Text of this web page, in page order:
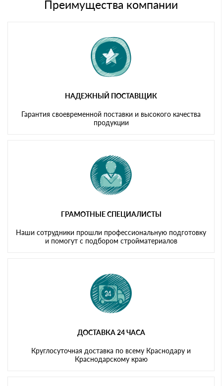
Преимущества компании
НАДЕЖНЫЙ ПОСТАВЩИК
Гарантия своевременной поставки и высокого качества
продукции
ГРАМОТНЫЕ СПЕЦИАЛИСТЫ
Наши сотрудники прошли профессиональную подготовку
и помогут с подбором стройматериалов
ДОСТАВКА 24 ЧАСА
Круглосуточная доставка по всему Краснодару и
Краснодарскому краю